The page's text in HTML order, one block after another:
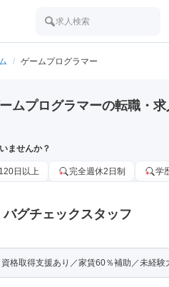
求人検索
/ ゲームプログラマー
ムプログラマーの転職・求
ませんか？
日以上 完全週休2日制 学
グチェックスタッフ
格取得支援あり／家賃60％補助／未経